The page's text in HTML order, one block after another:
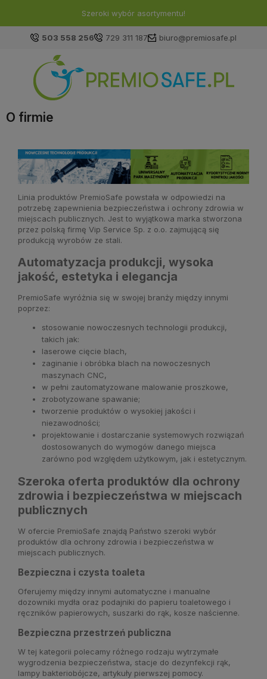
Szeroki wybór asortymentu!
503 558 256 729 311 187 biuro@premiosafe.pl
O firmie
Linia produktów PremioSafe powstała w odpowiedzi na
potrzebę zapewnienia bezpieczeństwa i ochrony zdrowia w
miejscach publicznych. Jest to wyjątkowa marka stworzona
przez polską firmę Vip Service Sp. z o.o. zajmującą się
produkcją wyrobów ze stali.
Automatyzacja produkcji, wysoka
jakość, estetyka i elegancja
PremioSafe wyróżnia się w swojej branży między innymi
poprzez:
stosowanie nowoczesnych technologii produkcji,
takich jak:
laserowe cięcie blach,
zaginanie i obróbka blach na nowoczesnych
maszynach CNC,
w pełni zautomatyzowane malowanie proszkowe,
zrobotyzowane spawanie;
tworzenie produktów o wysokiej jakości i
niezawodności;
projektowanie i dostarczanie systemowych rozwiązań
dostosowanych do wymogów danego miejsca
zarówno pod względem użytkowym, jak i estetycznym.
Szeroka oferta produktów dla ochrony
zdrowia i bezpieczeństwa w miejscach
publicznych
W ofercie PremioSafe znajdą Państwo szeroki wybór
produktów dla ochrony zdrowia i bezpieczeństwa w
miejscach publicznych.
Bezpieczna i czysta toaleta
Oferujemy między innymi automatyczne i manualne
dozowniki mydła oraz podajniki do papieru toaletowego i
ręczników papierowych, suszarki do rąk, kosze naścienne.
Bezpieczna przestrzeń publiczna
W tej kategorii polecamy różnego rodzaju wytrzymałe
wygrodzenia bezpieczeństwa, stacje do dezynfekcji rąk,
lampy bakteriobójcze, artykuły pierwszej pomocy.